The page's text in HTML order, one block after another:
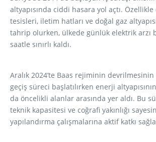
altyapısında ciddi hasara yol açtı.
tesisleri, iletim hatları ve doğal gaz
tahrip olurken, ülkede günlük elektrik arzı
saatle sınırlı kaldı.
Aralık 2024’te Baas rejiminin
geçiş süreci başlatılırken enerji
da öncelikli alanlar arasında yer aldı. Bu
teknik kapasitesi ve coğrafi yakınlığı
yapılandırma çalışmalarına aktif katkı